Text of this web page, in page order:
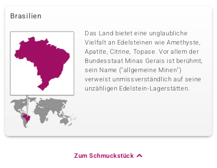
Brasilien
Das Land bietet eine unglaubliche
Vielfalt an Edelsteinen wie Amethyste,
Apatite, Citrine, Topase. Vor allem der
Bundesstaat Minas Gerais ist berühmt,
sein Name ("allgemeine Minen")
verweist unmissverständlich auf seine
unzähligen Edelstein-Lagerstätten.
Zum Schmuckstück